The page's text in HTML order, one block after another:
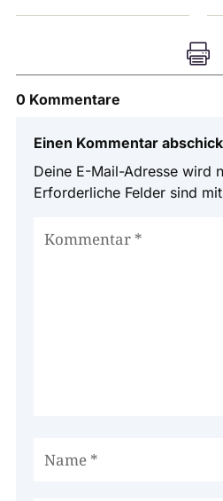

0 Kommentare
Einen Kommentar
Deine E-Mail-Adresse wird
Erforderliche Felder sind mit